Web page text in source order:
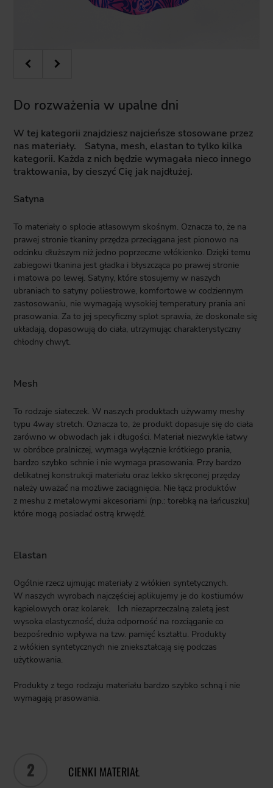
Do rozważenia w upalne dni
W tej kategorii znajdziesz najcieńsze stosowane przez
nas materiały. Satyna, mesh, elastan to tylko kilka
kategorii. Każda z nich będzie wymagała nieco innego
traktowania, by cieszyć Cię jak najdłużej.
Satyna
To materiały o splocie atłasowym skośnym. Oznacza to, że na
prawej stronie tkaniny przędza przeciągana jest pionowo na
odcinku dłuższym niż jedno poprzeczne włókienko. Dzięki temu
zabiegowi tkanina jest gładka i błyszcząca po prawej stronie
i matowa po lewej. Satyny, które stosujemy w naszych
ubraniach to satyny poliestrowe, komfortowe w codziennym
zastosowaniu, nie wymagają wysokiej temperatury prania ani
prasowania. Za to jej specyficzny splot sprawia, że doskonale się
układają, dopasowują do ciała, utrzymując charakterystyczny
chłodny chwyt.
Mesh
To rodzaje siateczek. W naszych produktach używamy meshy
typu 4way stretch. Oznacza to, że produkt dopasuje się do ciała
zarówno w obwodach jak i długości. Materiał niezwykle łatwy
w obróbce pralniczej, wymaga wyłącznie krótkiego prania,
bardzo szybko schnie i nie wymaga prasowania. Przy bardzo
delikatnej konstrukcji materiału oraz lekko skręconej przędzy
należy uważać na możliwe zaciągnięcia. Nie łącz produktów
z meshu z metalowymi akcesoriami (np.: torebką na łańcuszku)
które mogą posiadać ostrą krwędź.
Elastan
Ogólnie rzecz ujmując materiały z włókien syntetycznych.
W naszych wyrobach najczęściej aplikujemy je do kostiumów
kąpielowych oraz kolarek. Ich niezaprzeczalną zaletą jest
wysoka elastyczność, duża odporność na rozciąganie co
bezpośrednio wpływa na tzw. pamięć kształtu. Produkty
z włókien syntetycznych nie zniekształcają się podczas
użytkowania.
Produkty z tego rodzaju materiału bardzo szybko schną i nie
wymagają prasowania.
2 CIENKI MATERIAŁ